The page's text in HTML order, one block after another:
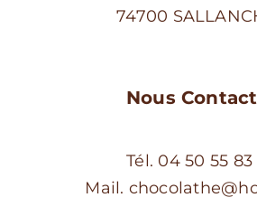
74700
Nous
Tél. 04 50 55 83
Mail.